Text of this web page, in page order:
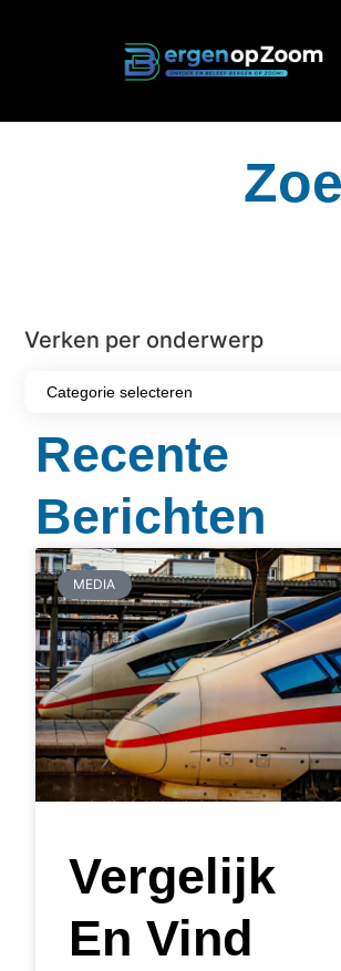
Verken per onderwerp
Recente
Berichten
MEDIA
Vergelijk
En Vind